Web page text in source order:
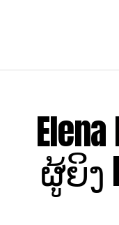
ຜູ້ຍິງ